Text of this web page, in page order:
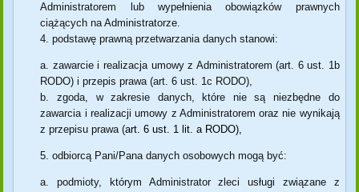
Administratorem lub wypełnienia obowiązków prawnych
ciążących na Administratorze.
podstawę prawną przetwarzania danych stanowi:
zawarcie i realizacja umowy z Administratorem (art. 6 ust. 1b
RODO) i przepis prawa (art. 6 ust. 1c RODO),
zgoda, w zakresie danych, które nie są niezbędne do
zawarcia i realizacji umowy z Administratorem oraz nie wynikają
z przepisu prawa (art. 6 ust. 1 lit. a RODO),
odbiorcą Pani/Pana danych osobowych mogą być:
podmioty, którym Administrator zleci usługi związane z